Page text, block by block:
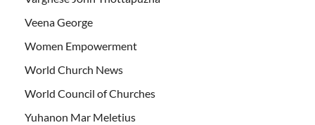
Veena George
Women Empowerment
World Church News
World Council of Churches
Yuhanon Mar Meletius